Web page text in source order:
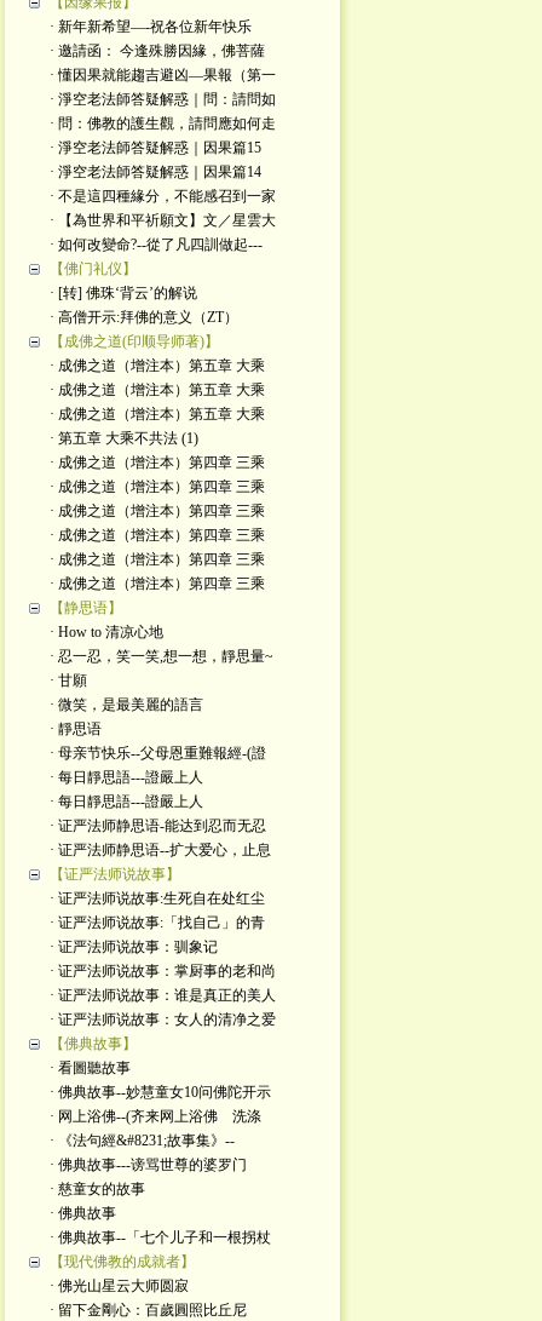
· 新年新希望—-祝各位新年快乐
· 邀請函： 今逢殊勝因緣，佛菩薩
· 懂因果就能趨吉避凶—果報（第一
· 淨空老法師答疑解惑｜問：請問如
· 問：佛教的護生觀，請問應如何走
· 淨空老法師答疑解惑｜因果篇15
· 淨空老法師答疑解惑｜因果篇14
· 不是這四種緣分，不能感召到一家
· 【為世界和平祈願文】文／星雲大
· 如何改變命?--從了凡四訓做起---
【佛门礼仪】
· [转] 佛珠‘背云’的解说
· 高僧开示:拜佛的意义（ZT）
【成佛之道(印顺导师著)】
· 成佛之道（增注本）第五章 大乘
· 成佛之道（增注本）第五章 大乘
· 成佛之道（增注本）第五章 大乘
· 第五章 大乘不共法 (1)
· 成佛之道（增注本）第四章 三乘
· 成佛之道（增注本）第四章 三乘
· 成佛之道（增注本）第四章 三乘
· 成佛之道（增注本）第四章 三乘
· 成佛之道（增注本）第四章 三乘
· 成佛之道（增注本）第四章 三乘
【静思语】
· How to 清凉心地
· 忍一忍，笑一笑,想一想，靜思量~
· 甘願
· 微笑，是最美麗的語言
· 靜思语
· 母亲节快乐--父母恩重難報經-(證
· 每日靜思語---證嚴上人
· 每日靜思語---證嚴上人
· 证严法师静思语-能达到忍而无忍
· 证严法师静思语--扩大爱心，止息
【证严法师说故事】
· 证严法师说故事:生死自在处红尘
· 证严法师说故事:「找自己」的青
· 证严法师说故事：驯象记
· 证严法师说故事：掌厨事的老和尚
· 证严法师说故事：谁是真正的美人
· 证严法师说故事：女人的清净之爱
【佛典故事】
· 看圖聽故事
· 佛典故事--妙慧童女10问佛陀开示
· 网上浴佛--(齐来网上浴佛 洗涤
· 《法句經&#8231;故事集》--
· 佛典故事---谤骂世尊的婆罗门
· 慈童女的故事
· 佛典故事
· 佛典故事--「七个儿子和一根拐杖
【现代佛教的成就者】
· 佛光山星云大师圆寂
· 留下金剛心：百歲圓照比丘尼